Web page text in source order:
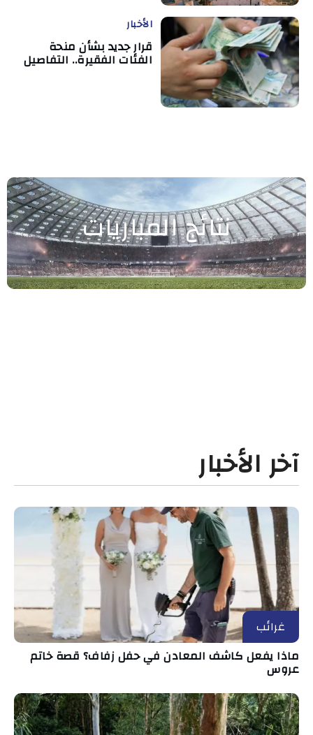
الأخبار
قرار جديد بشأن منحة
الفئات الفقيرة.. التفاصيل
نتائج المباريات
آخر الأخبار
غرائب
ماذا يفعل كاشف المعادن في حفل زفاف؟ قصة خاتم
عروس